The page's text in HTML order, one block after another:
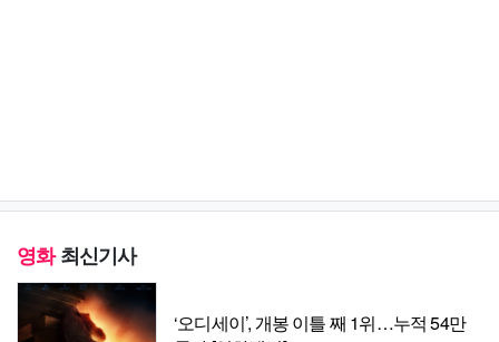
영화최신기사
‘오디세이’, 개봉 이틀 째 1위…누적 54만